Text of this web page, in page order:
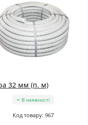
32 мм (п. м)
В наявності
Код товару: 967